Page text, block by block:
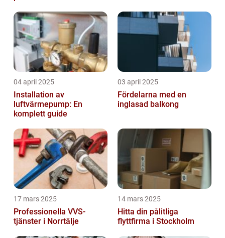
04 april 2025
Installation av
luftvärmepump: En
komplett guide
03 april 2025
Fördelarna med en
inglasad balkong
17 mars 2025
Professionella VVS-
tjänster i Norrtälje
14 mars 2025
Hitta din pålitliga
flyttfirma i Stockholm